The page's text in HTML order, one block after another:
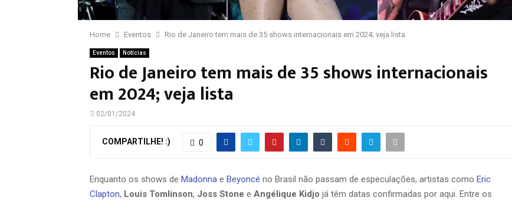
Home Eventos Rio de Janeiro tem mais de 35 shows internacionais em 2024; veja lista
Eventos Notícias
Rio de Janeiro tem mais de 35 shows internacionais
em 2024; veja lista
02/01/2024
COMPARTILHE! :) 0
Enquanto os shows de Madonna e Beyoncé no Brasil não passam de especulações, artistas como Eric
Clapton, Louis Tomlinson, Joss Stone e Angélique Kidjo já têm datas confirmadas por aqui. Entre os